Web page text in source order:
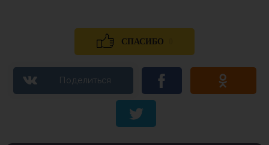
СПАСИБО